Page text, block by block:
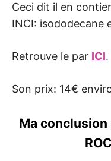
Ceci dit il en
INCI: isododecane
Retrouve le par ICI.
Son prix: 14€
Ma conclusion